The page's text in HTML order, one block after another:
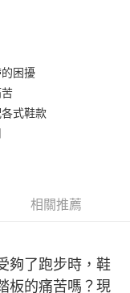
銀行
業銀行
銀行
）商業銀行
困擾
式鞋款
相關推薦
夠了跑步時，鞋
板的痛苦嗎？ 現